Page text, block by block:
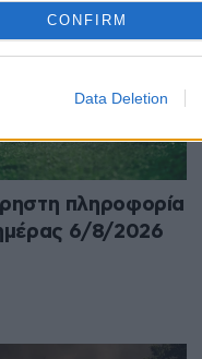
CONFIRM
Data Deletion
πληροφορία
6/8/2026